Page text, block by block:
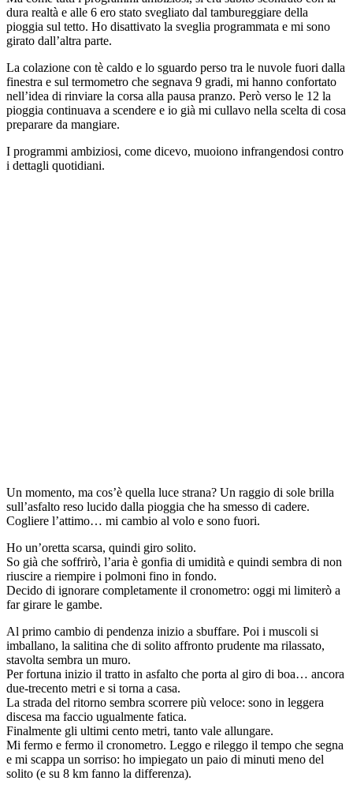
dura realtà e alle 6 ero stato svegliato dal tambureggiare della
pioggia sul tetto. Ho disattivato la sveglia programmata e mi sono
girato dall’altra parte.
La colazione con tè caldo e lo sguardo perso tra le nuvole fuori dalla
finestra e sul termometro che segnava 9 gradi, mi hanno confortato
nell’idea di rinviare la corsa alla pausa pranzo. Però verso le 12 la
pioggia continuava a scendere e io già mi cullavo nella scelta di cosa
preparare da mangiare.
I programmi ambiziosi, come dicevo, muoiono infrangendosi contro
i dettagli quotidiani.
Un momento, ma cos’è quella luce strana? Un raggio di sole brilla
sull’asfalto reso lucido dalla pioggia che ha smesso di cadere.
Cogliere l’attimo… mi cambio al volo e sono fuori.
Ho un’oretta scarsa, quindi giro solito.
So già che soffrirò, l’aria è gonfia di umidità e quindi sembra di non
riuscire a riempire i polmoni fino in fondo.
Decido di ignorare completamente il cronometro: oggi mi limiterò a
far girare le gambe.
Al primo cambio di pendenza inizio a sbuffare. Poi i muscoli si
imballano, la salitina che di solito affronto prudente ma rilassato,
stavolta sembra un muro.
Per fortuna inizio il tratto in asfalto che porta al giro di boa… ancora
due-trecento metri e si torna a casa.
La strada del ritorno sembra scorrere più veloce: sono in leggera
discesa ma faccio ugualmente fatica.
Finalmente gli ultimi cento metri, tanto vale allungare.
Mi fermo e fermo il cronometro. Leggo e rileggo il tempo che segna
e mi scappa un sorriso: ho impiegato un paio di minuti meno del
solito (e su 8 km fanno la differenza).